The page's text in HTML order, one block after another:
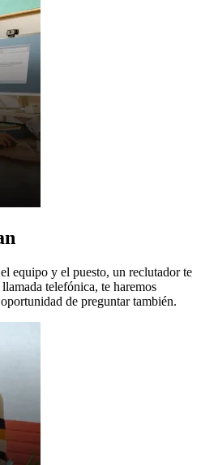
equipo y el puesto, un reclutador te
telefónica, te haremos
de preguntar también.